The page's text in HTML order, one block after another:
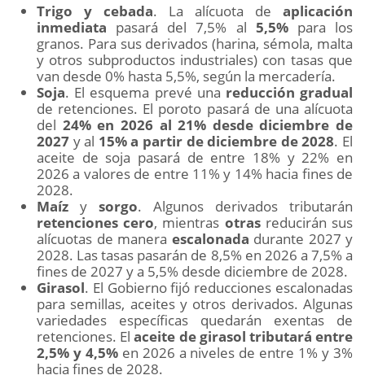
Trigo y cebada. La alícuota de aplicación
inmediata pasará del 7,5% al 5,5%para los
granos. Para sus derivados (harina, sémola, malta
y otros subproductos industriales) con tasas que
van desde 0% hasta 5,5%, según la mercadería.
Soja. El esquema prevé una reducción gradual
de retenciones. El poroto pasará de una alícuota
del 24% en 2026 al 21% desde diciembre de
2027 y al 15% a partir de diciembre de 2028. El
aceite de soja pasará de entre 18% y 22% en
2026 a valores de entre 11% y 14% hacia fines de
2028.
Maíz y sorgo. Algunos derivados tributarán
retenciones cero, mientras otrasreducirán sus
alícuotas de manera escalonada durante 2027 y
2028. Las tasas pasarán de 8,5% en 2026 a 7,5% a
fines de 2027 y a 5,5% desde diciembre de 2028.
Girasol. El Gobierno fijó reducciones escalonadas
para semillas, aceites y otros derivados. Algunas
variedades específicas quedarán exentas de
retenciones. El aceite de girasol tributará entre
2,5% y 4,5%en 2026 a niveles de entre 1% y 3%
hacia fines de 2028.